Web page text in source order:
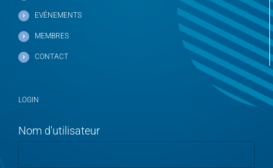
EVÉNEMENTS
MEMBRES
CONTACT
LOGIN
Nom d'utilisateur